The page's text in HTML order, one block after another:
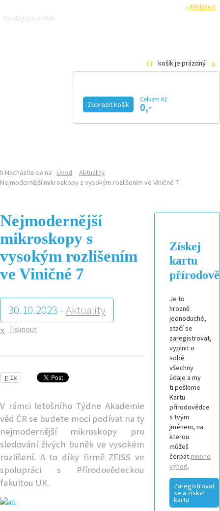
Přihlášení
Katalog pro učitele
košík je prázdný
Zobrazit košík
Celkem Kč
0,-
Nacházíte se na: Úvod
Aktuality
Nejmodernější mikroskopy s vysokým rozlišením ve Viničné 7
Nejmodernější
mikroskopy s
vysokým rozlišením
ve Viničné 7
30.10.2023 - Aktuality
Tisknout
1x
V rámci letošního Týdne Akademie
věd ČR se budete moci podívat na ty
nejmodernější mikroskopy pro
sledování živých buněk ve vysokém
rozlišení. A to díky firmě ZEISS ve
spolupráci s Přírodovědeckou
fakultou UK.
Získej
kartu
Je to
hrozně
jednoduché,
stačí se
zaregistrovat,
vyplnit o
sobě
všechny
údaje a my
ti pošleme
Kartu
přírodovědce
s tvým
jménem, na
kterou
můžeš
čerpat mnoho
výhod.
Zaregistrovat
se a získat
kartu